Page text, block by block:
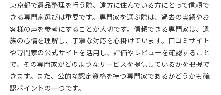
東京都で遺品整理を行う際、遠方に住んでいる方にとって信頼で
きる専門家選びは重要です。専門家を選ぶ際は、過去の実績やお
客様の声を参考にすることが大切です。信頼できる専門家は、遺
族の心情を理解し、丁寧な対応を心掛けています。口コミサイト
や専門家の公式サイトを活用し、評価やレビューを確認すること
で、その専門家がどのようなサービスを提供しているかを把握で
きます。また、公的な認定資格を持つ専門家であるかどうかも確
認ポイントの一つです。